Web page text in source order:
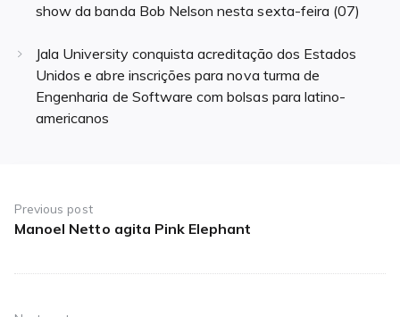
show da banda Bob Nelson nesta sexta-feira (07)
Jala University conquista acreditação dos Estados
Unidos e abre inscrições para nova turma de
Engenharia de Software com bolsas para latino-
americanos
de
Post
Previous post
Previous
Manoel Netto agita Pink Elephant